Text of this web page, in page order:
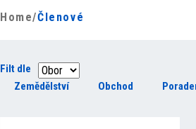
Home/Členové
Filt dle
Zemědělství
Obchod